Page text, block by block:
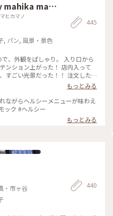
ヒカマノ
, パン, 風景・景色
445
、外観をぱしゃり。 入り口から
ンション上がった！ 店内入って
すごい光景だった！！ 注文した
ネード。 ガパオライスは日本人
て、レモネードはちょい酸っぱめ
お洒落すぎて、ビビった。笑 全
でした♫ #吉祥寺 #ハンモック #
もっとみる
ながらヘルシーメニューが味わえ
ック #ヘルシー
もっとみる
・市ヶ谷
440